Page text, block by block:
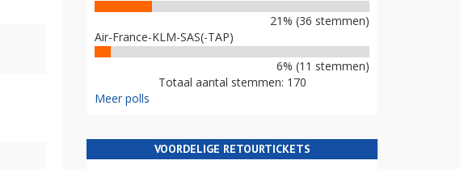
21% (36 stemmen)
Air-France-KLM-SAS(-TAP)
6% (11 stemmen)
Totaal aantal stemmen: 170
Meer polls
VOORDELIGE RETOURTICKETS